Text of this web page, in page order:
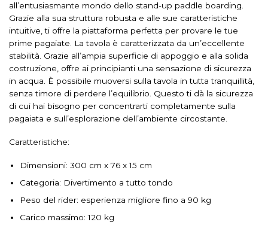
all’entusiasmante mondo dello stand-up paddle boarding.
Grazie alla sua struttura robusta e alle sue caratteristiche
intuitive, ti offre la piattaforma perfetta per provare le tue
prime pagaiate. La tavola è caratterizzata da un’eccellente
stabilità. Grazie all’ampia superficie di appoggio e alla solida
costruzione, offre ai principianti una sensazione di sicurezza
in acqua. È possibile muoversi sulla tavola in tutta tranquillità,
senza timore di perdere l’equilibrio. Questo ti dà la sicurezza
di cui hai bisogno per concentrarti completamente sulla
pagaiata e sull’esplorazione dell’ambiente circostante.
Caratteristiche:
Dimensioni: 300 cm x 76 x 15 cm
Categoria: Divertimento a tutto tondo
Peso del rider: esperienza migliore fino a 90 kg
Carico massimo: 120 kg